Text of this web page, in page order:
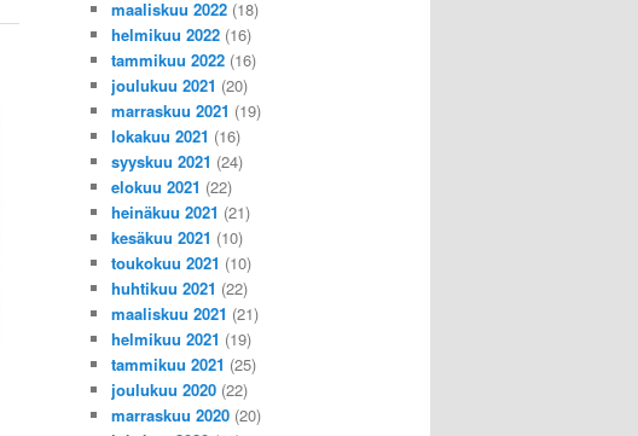
maaliskuu 2022 (18)
helmikuu 2022 (16)
tammikuu 2022 (16)
joulukuu 2021 (20)
marraskuu 2021 (19)
lokakuu 2021 (16)
syyskuu 2021 (24)
elokuu 2021 (22)
heinäkuu 2021 (21)
kesäkuu 2021 (10)
toukokuu 2021 (10)
huhtikuu 2021 (22)
maaliskuu 2021 (21)
helmikuu 2021 (19)
tammikuu 2021 (25)
joulukuu 2020 (22)
marraskuu 2020 (20)